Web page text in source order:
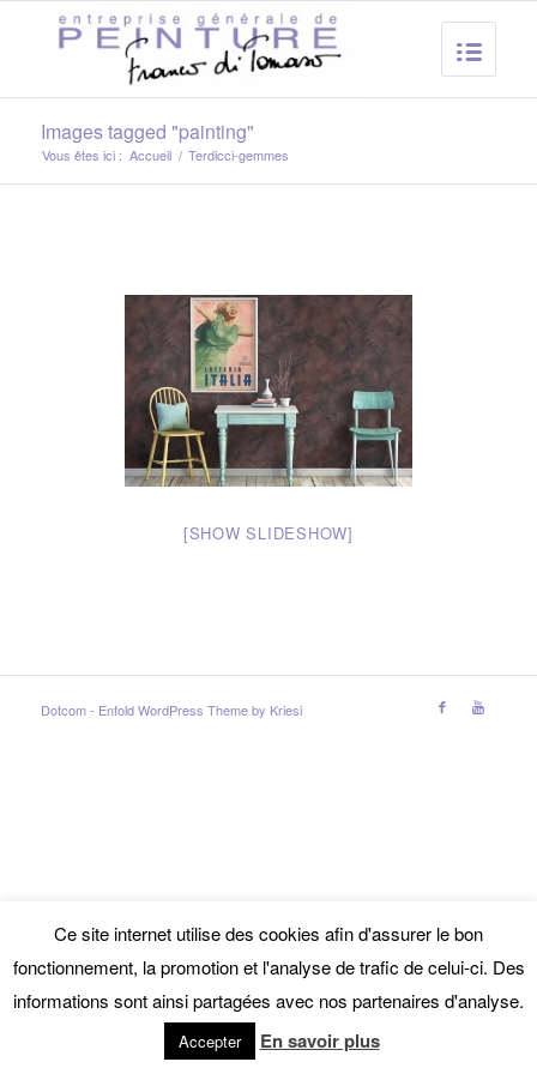
Images tagged "painting"
Vous êtes ici : Accueil / Terdicci-gemmes
[SHOW SLIDESHOW]
Dotcom - Enfold WordPress Theme by Kriesi
Ce site internet utilise des cookies afin d'assurer le bon
fonctionnement, la promotion et l'analyse de trafic de celui-ci. Des
informations sont ainsi partagées avec nos partenaires d'analyse.
Accepter En savoir plus